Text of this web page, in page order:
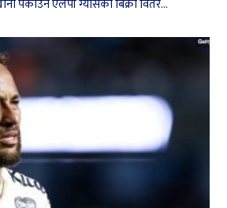
पकाउने एलपी ग्यासको बिक्री वितर...